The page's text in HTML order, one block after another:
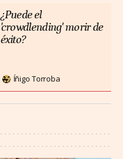
¿Puede el
'crowdlending' morir de
éxito?
Íñigo Torroba